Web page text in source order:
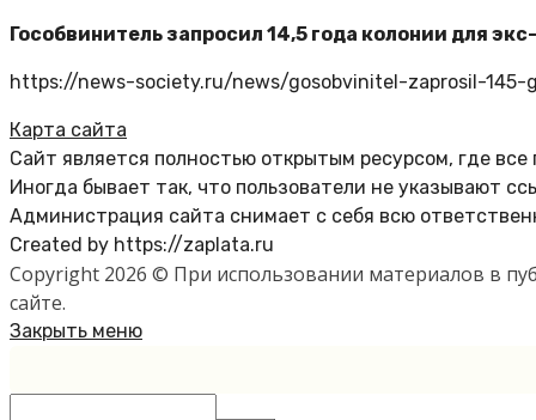
Гособвинитель запросил 14,5 года колонии для
https://news-society.ru/news/gosobvinitel-zaprosil-
Карта сайта
Сайт является полностью открытым ресурсом, где
Иногда бывает так, что пользователи не указывают
Администрация сайта снимает с себя всю
Created by https://zaplata.ru
Copyright 2026 © При использовании материалов в
сайте.
Закрыть меню